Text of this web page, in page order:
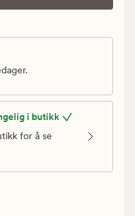
i butikk
for å se